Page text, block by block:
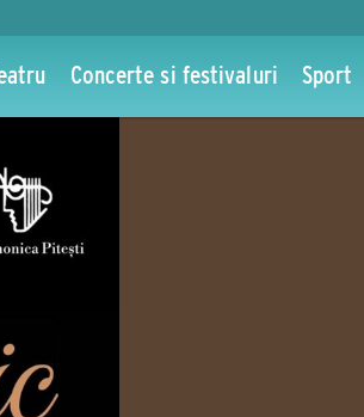
Concerte si festivaluri Sport